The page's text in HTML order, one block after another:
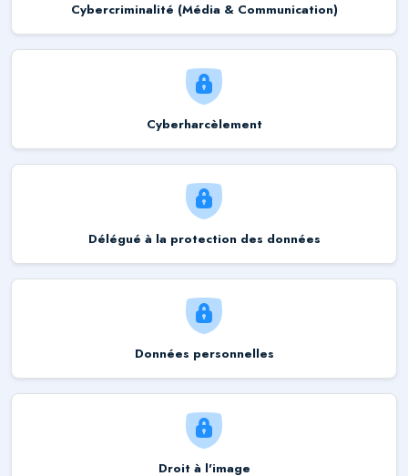
Cybercriminalité (Média & Communication)
Cyberharcèlement
Délégué à la protection des données
Données personnelles
Droit à l'image